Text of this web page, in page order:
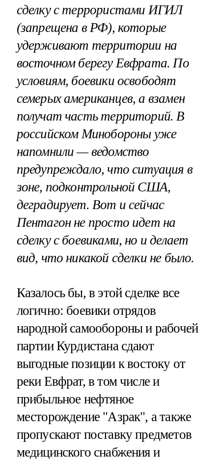
сделку с террористами ИГИЛ
(запрещена в РФ), которые
удерживают территории на
восточном берегу Евфрата. По
условиям, боевики освободят
семерых американцев, а взамен
получат часть территорий. В
российском Минобороны уже
напомнили — ведомство
предупреждало, что ситуация в
зоне, подконтрольной США,
деградирует. Вот и сейчас
Пентагон не просто идет на
сделку с боевиками, но и делает
вид, что никакой сделки не было.
Казалось бы, в этой сделке все
логично: боевики отрядов
народной самообороны и рабочей
партии Курдистана сдают
выгодные позиции к востоку от
реки Евфрат, в том числе и
прибыльное нефтяное
месторождение "Азрак", а также
пропускают поставку предметов
медицинского снабжения и